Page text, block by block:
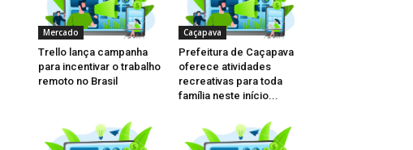
Mercado
Trello lança campanha
para incentivar o trabalho
remoto no Brasil
Caçapava
Prefeitura de Caçapava
oferece atividades
recreativas para toda
família neste início...